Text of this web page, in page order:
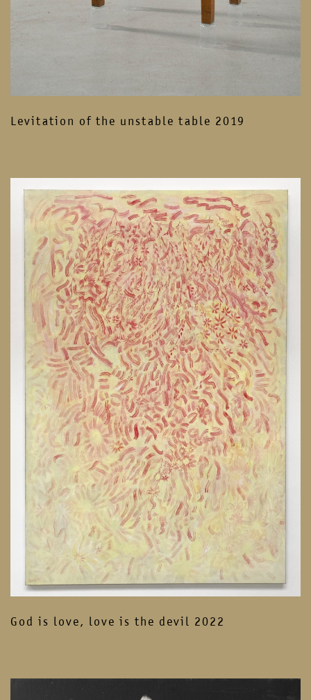
Levitation of the unstable table 2019
God is love, love is the devil 2022